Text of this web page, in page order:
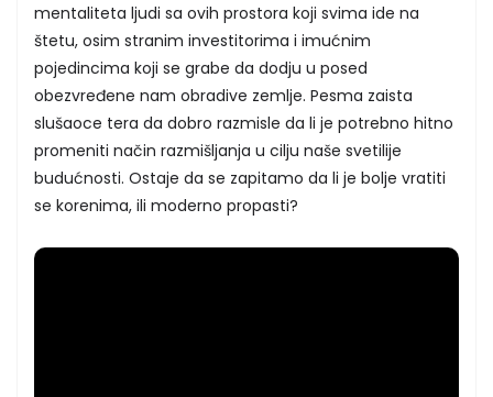
mentaliteta ljudi sa ovih prostora koji svima ide na
štetu, osim stranim investitorima i imućnim
pojedincima koji se grabe da dodju u posed
obezvređene nam obradive zemlje. Pesma zaista
slušaoce tera da dobro razmisle da li je potrebno hitno
promeniti način razmišljanja u cilju naše svetilije
budućnosti. Ostaje da se zapitamo da li je bolje vratiti
se korenima, ili moderno propasti?